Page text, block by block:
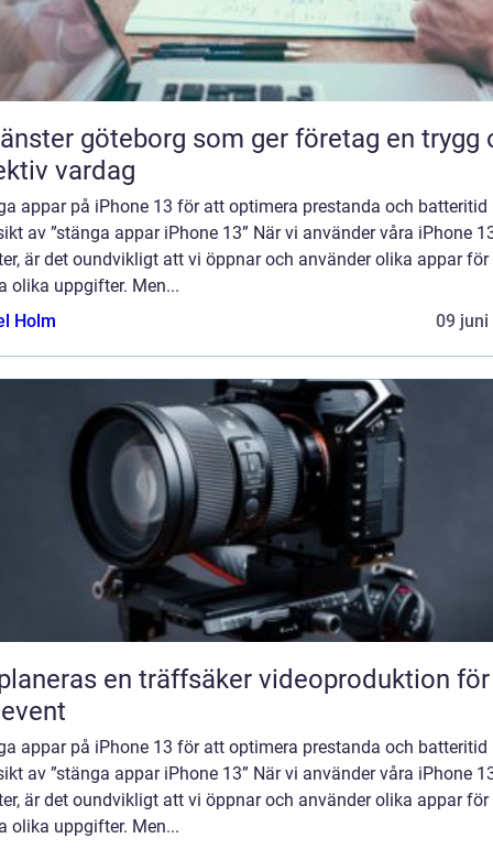
göteborg som ger företag en trygg
vardag
appar på iPhone 13 för att optimera prestanda och batteritid
av ”stänga appar iPhone 13” När vi använder våra iPhone
är det oundvikligt att vi öppnar och använder olika appar
olika uppgifter. Men...
Holm
09 juni
en träffsäker videoproduktion för
appar på iPhone 13 för att optimera prestanda och batteritid
av ”stänga appar iPhone 13” När vi använder våra iPhone
är det oundvikligt att vi öppnar och använder olika appar
olika uppgifter. Men...